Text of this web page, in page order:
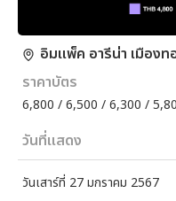
อิมแพ็ค อารีน่า เมืองท
ราคาบัตร
6,800 / 6,500 / 6,300 /
วันที่แสดง
วันเสาร์ที่ 27 มกราคม 2567